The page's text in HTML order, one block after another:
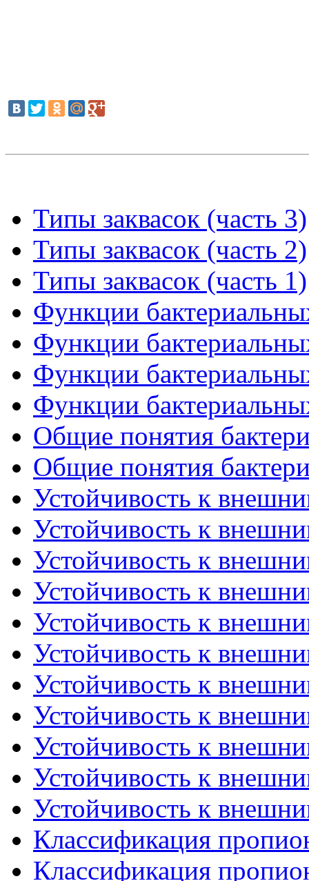
Типы заквасок (часть 3)
Типы заквасок (часть 2)
Типы заквасок (часть 1)
Функции
Функции
Функции
Функции
Общие понятия
Общие понятия
Устойчивость к
Устойчивость к
Устойчивость к
Устойчивость к
Устойчивость к
Устойчивость к
Устойчивость к
Устойчивость к
Устойчивость к
Устойчивость к
Устойчивость к
Классификация
Классификация